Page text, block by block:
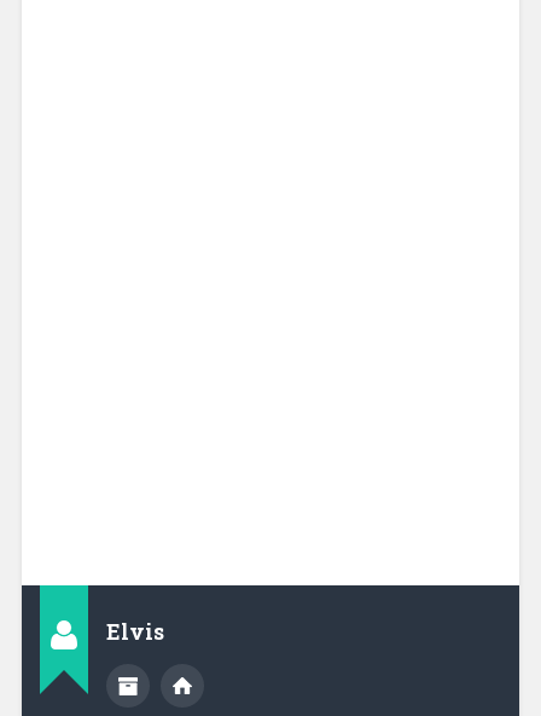
Elvis